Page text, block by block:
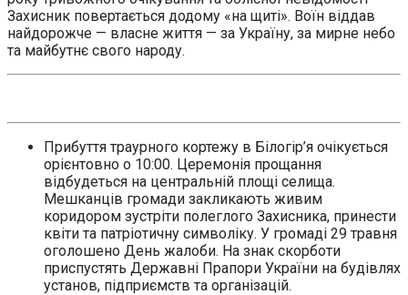
Захисник повертається додому «на щиті». Воїн віддав
найдорожче — власне життя — за Україну, за мирне небо
та майбутнє свого народу.
Прибуття траурного кортежу в Білогір’я очікується
орієнтовно о 10:00. Церемонія прощання
відбудеться на центральній площі селища.
Мешканців громади закликають живим
коридором зустріти полеглого Захисника, принести
квіти та патріотичну символіку. У громаді 29 травня
оголошено День жалоби. На знак скорботи
приспустять Державні Прапори України на будівлях
установ, підприємств та організацій.